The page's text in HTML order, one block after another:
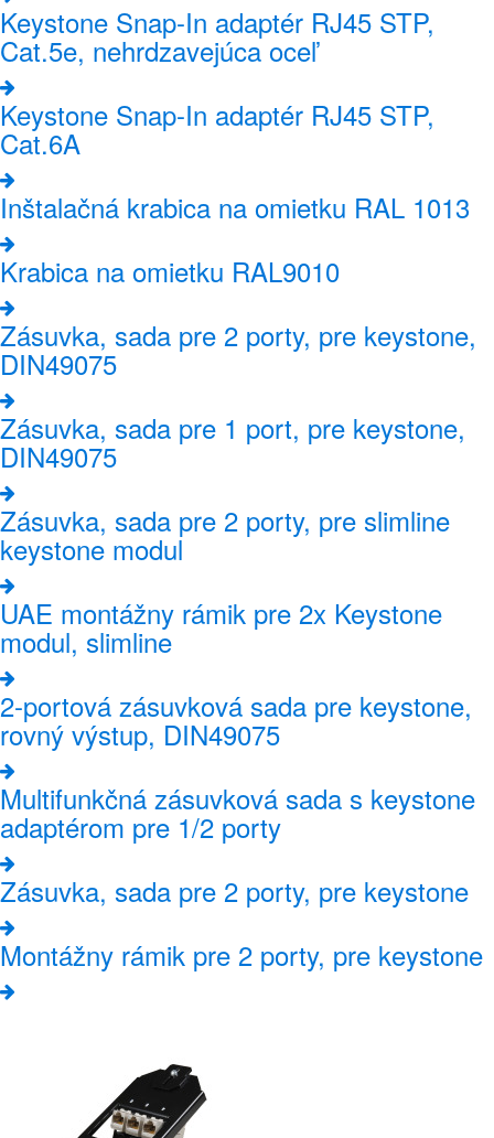
Keystone Snap-In adaptér RJ45 STP,
Cat.5e, nehrdzavejúca oceľ
Keystone Snap-In adaptér RJ45 STP,
Cat.6A
Inštalačná krabica na omietku RAL 1013
Krabica na omietku RAL9010
Zásuvka, sada pre 2 porty, pre keystone,
DIN49075
Zásuvka, sada pre 1 port, pre keystone,
DIN49075
Zásuvka, sada pre 2 porty, pre slimline
keystone modul
UAE montážny rámik pre 2x Keystone
modul, slimline
2-portová zásuvková sada pre keystone,
rovný výstup, DIN49075
Multifunkčná zásuvková sada s keystone
adaptérom pre 1/2 porty
Zásuvka, sada pre 2 porty, pre keystone
Montážny rámik pre 2 porty, pre keystone